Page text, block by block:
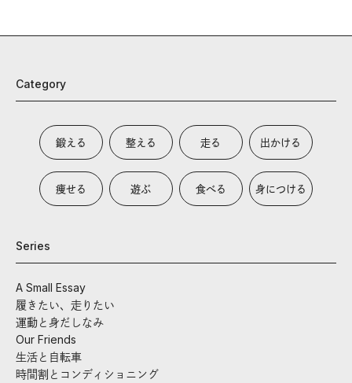
Category
鍛える 整える 走る 出かける
痩せる 遊ぶ 食べる 身につける
Series
A Small Essay
履きたい、走りたい
運動と身だしなみ
Our Friends
生活と自転車
時間割とコンディショニング